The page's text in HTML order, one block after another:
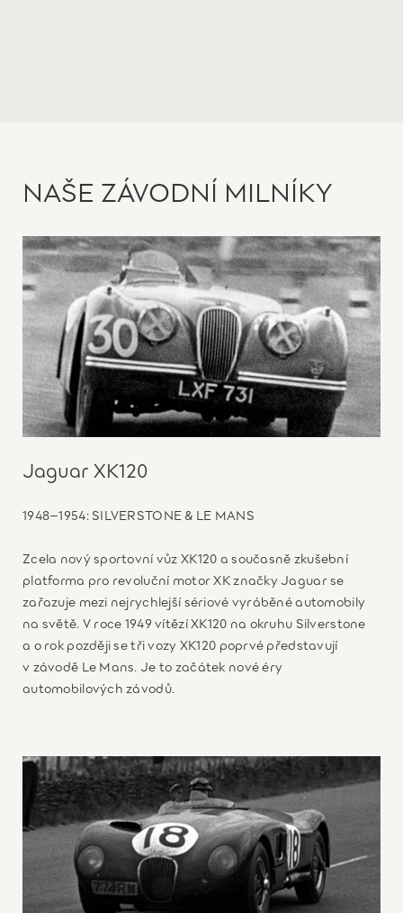
NAŠE ZÁVODNÍ MILNÍKY
Jaguar XK120
1948–1954: SILVERSTONE & LE MANS
Zcela nový sportovní vůz XK120 a současně zkušební
platforma pro revoluční motor XK značky Jaguar se
zařazuje mezi nejrychlejší sériové vyráběné automobily
na světě. V roce 1949 vítězí XK120 na okruhu Silverstone
a o rok později se tři vozy XK120 poprvé představují
v závodě Le Mans. Je to začátek nové éry
automobilových závodů.